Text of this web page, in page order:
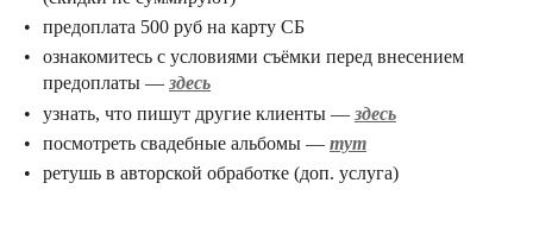
предоплата 500 руб на карту СБ
ознакомитесь с условиями съёмки перед внесением
предоплаты — здесь
узнать, что пишут другие клиенты — здесь
посмотреть свадебные альбомы — тут
ретушь в авторской обработке (доп. услуга)